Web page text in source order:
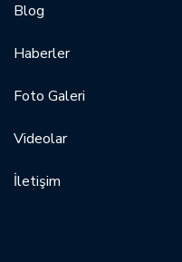
Blog
Haberler
Foto Galeri
Videolar
İletişim